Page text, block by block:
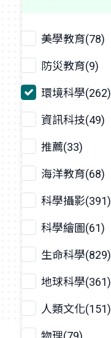
美學教育(78)
防災教育(9)
環境科學(262)
資訊科技(49)
推薦(33)
海洋教育(68)
科學攝影(391)
科學繪圖(61)
生命科學(829)
地球科學(361)
人類文化(151)